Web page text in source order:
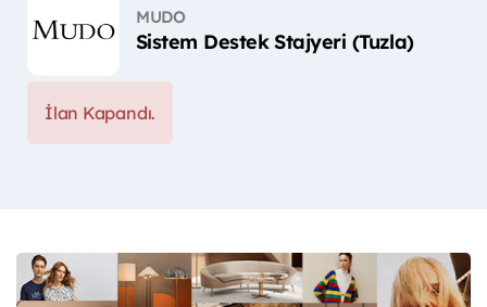
MUDO
Sistem Destek Stajyeri (Tuzla)
İlan Kapandı.